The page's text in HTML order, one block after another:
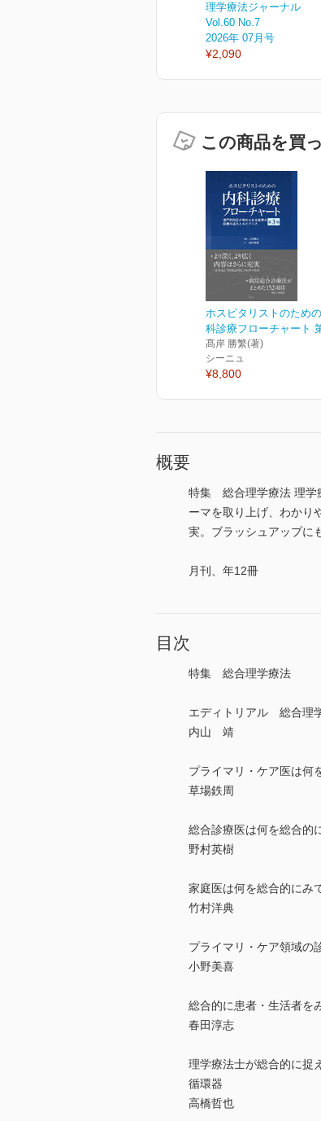
理学療法ジャーナル
Vol.60 No.7
2026年 07月号
¥2,090
この商品を買
ホスピタリストのため
科診療フローチャート
髙岸 勝繁(著)
シーニュ
¥8,800
概要
特集 総合理学療法 理学
ーマを取り上げ、わかり
実。ブラッシュアップに
月刊、年12冊
目次
特集 総合理学療法
エディトリアル 総合理
内山 靖
プライマリ・ケア医は何
草場鉄周
総合診療医は何を総合的
野村英樹
家庭医は何を総合的にみ
竹村洋典
プライマリ・ケア領域の
小野美喜
総合的に患者・生活者を
春田淳志
理学療法士が総合的に捉
循環器
高橋哲也